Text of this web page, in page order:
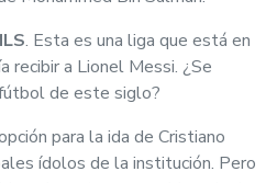
. Esta es una liga que está en
recibir a Lionel Messi. ¿Se
de este siglo?
para la ida de Cristiano
ídolos de la institución. Pero